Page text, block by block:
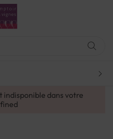
indisponible dans votre